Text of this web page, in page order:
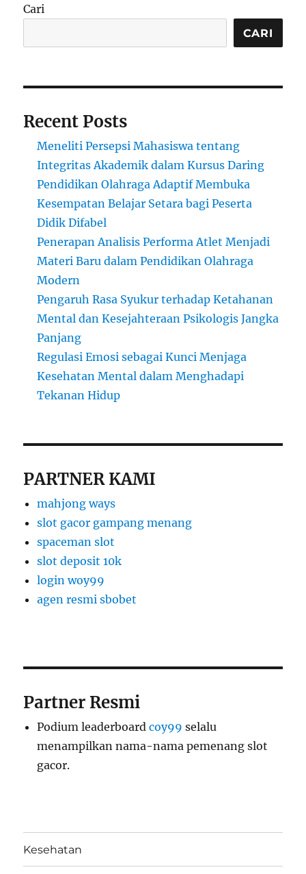
Cari
CARI
Recent Posts
Meneliti Persepsi Mahasiswa tentang
Integritas Akademik dalam Kursus Daring
Pendidikan Olahraga Adaptif Membuka
Kesempatan Belajar Setara bagi Peserta
Didik Difabel
Penerapan Analisis Performa Atlet Menjadi
Materi Baru dalam Pendidikan Olahraga
Modern
Pengaruh Rasa Syukur terhadap Ketahanan
Mental dan Kesejahteraan Psikologis Jangka
Panjang
Regulasi Emosi sebagai Kunci Menjaga
Kesehatan Mental dalam Menghadapi
Tekanan Hidup
PARTNER KAMI
mahjong ways
slot gacor gampang menang
spaceman slot
slot deposit 10k
login woy99
agen resmi sbobet
Partner Resmi
Podium leaderboardcoy99 selalu
menampilkan nama-nama pemenang slot
gacor.
Kesehatan